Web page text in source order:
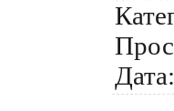
Дата: